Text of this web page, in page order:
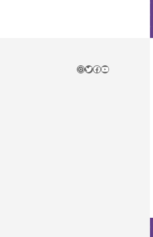
Instagram
Twitter
Facebook
YouTube